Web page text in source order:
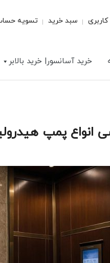
سبد خرید تسویه
خرید آسانسور| خرید بالابر
انواع پمپ